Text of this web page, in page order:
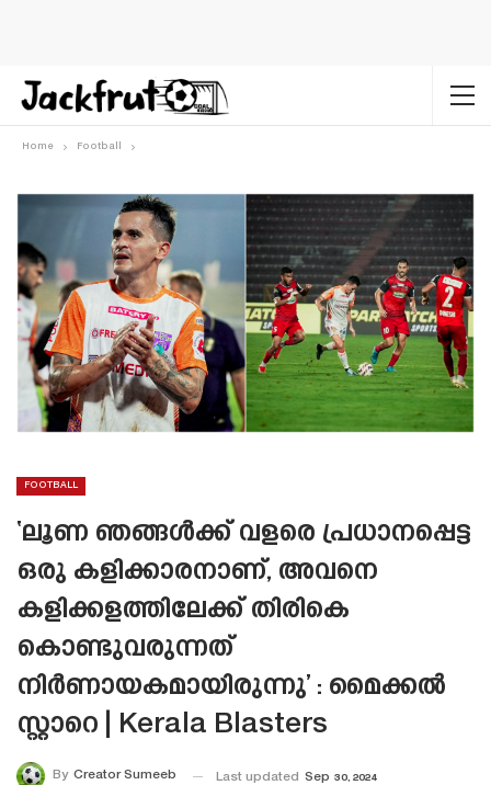
Home Football
FOOTBALL
‘ലൂണ ഞങ്ങൾക്ക് വളരെ പ്രധാനപ്പെട്ട
ഒരു കളിക്കാരനാണ്, അവനെ
കളിക്കളത്തിലേക്ക് തിരികെ
കൊണ്ടുവരുന്നത്
നിർണായകമായിരുന്നു’ : മൈക്കൽ
സ്റ്റാറെ | Kerala Blasters
By Creator Sumeeb Last updated Sep 30, 2024